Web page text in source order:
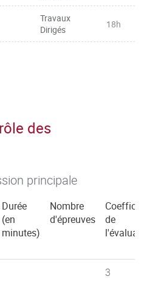
Travaux
Dirigés
18h
des
principale
Durée
(en
minutes)
Nombre
d'épreuves
de
3